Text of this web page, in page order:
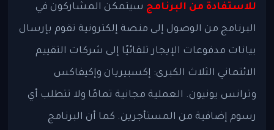
للاستفادة من البرنامج سيتمكن المشاركون في
البرنامج من الوصول إلى منصة إلكترونية تقوم بإرسال
بيانات مدفوعات الإيجار تلقائيًا إلى شركات التقييم
الائتماني الثلاث الكبرى: إكسبيريان وإكيفاكس
وترانس يونيون. العملية مجانية تمامًا ولا تتطلب أي
رسوم إضافية من المستأجرين. كما أن البرنامج